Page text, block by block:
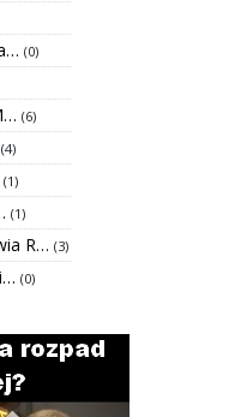
(0)
(6)
(4)
(1)
(1)
R… (3)
(0)